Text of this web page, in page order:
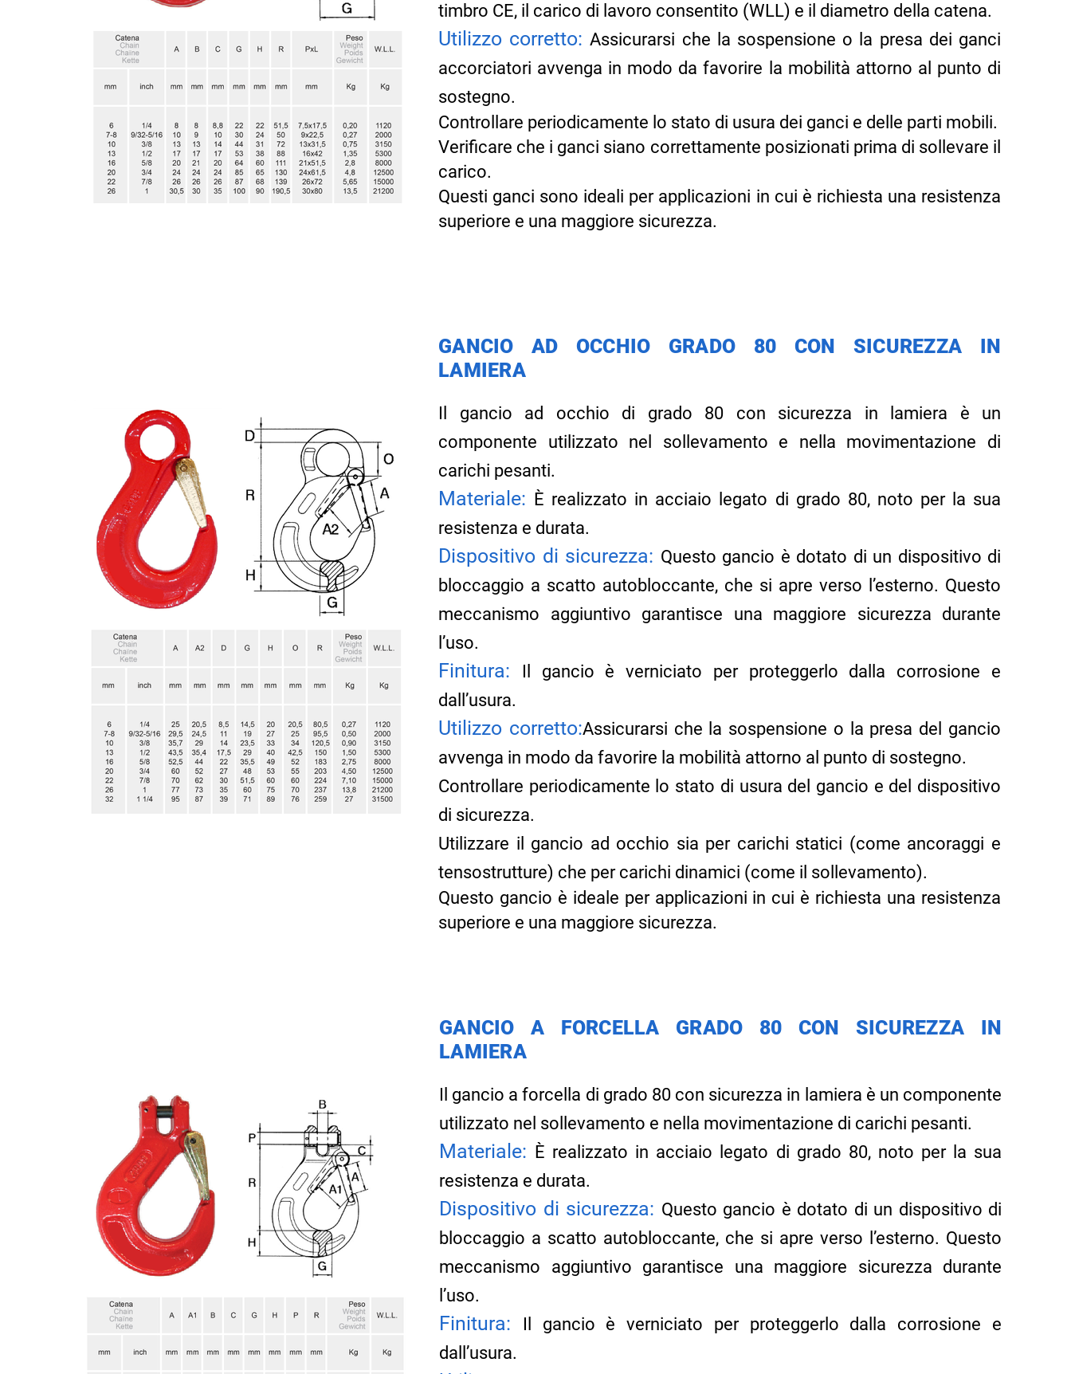
timbro CE, il carico di lavoro consentito (WLL) e il diametro della catena.
Utilizzo corretto: Assicurarsi che la sospensione o la presa dei ganci
accorciatori avvenga in modo da favorire la mobilità attorno al punto di
sostegno.
Controllare periodicamente lo stato di usura dei ganci e delle parti mobili.
Verificare che i ganci siano correttamente posizionati prima di sollevare il
carico.
Questi ganci sono ideali per applicazioni in cui è richiesta una resistenza
superiore e una maggiore sicurezza.
GANCIO AD OCCHIO GRADO 80 CON SICUREZZA IN
LAMIERA
Il gancio ad occhio di grado 80 con sicurezza in lamiera è un
componente utilizzato nel sollevamento e nella movimentazione di
carichi pesanti.
Materiale: È realizzato in acciaio legato di grado 80, noto per la sua
resistenza e durata.
Dispositivo di sicurezza: Questo gancio è dotato di un dispositivo di
bloccaggio a scatto autobloccante, che si apre verso l’esterno. Questo
meccanismo aggiuntivo garantisce una maggiore sicurezza durante
l’uso.
Finitura:
Il gancio è verniciato per proteggerlo dalla corrosione e
dall’usura.
Utilizzo corretto:Assicurarsi che la sospensione o la presa del gancio
avvenga in modo da favorire la mobilità attorno al punto di sostegno.
Controllare periodicamente lo stato di usura del gancio e del dispositivo
di sicurezza.
Utilizzare il gancio ad occhio sia per carichi statici (come ancoraggi e
tensostrutture) che per carichi dinamici (come il sollevamento).
Questo gancio è ideale per applicazioni in cui è richiesta una resistenza
superiore e una maggiore sicurezza.
GANCIO A FORCELLA GRADO 80 CON SICUREZZA IN
LAMIERA
Il gancio a forcella di grado 80 con sicurezza in lamiera è un componente
utilizzato nel sollevamento e nella movimentazione di carichi pesanti.
Materiale: È realizzato in acciaio legato di grado 80, noto per la sua
resistenza e durata.
Dispositivo di sicurezza: Questo gancio è dotato di un dispositivo di
bloccaggio a scatto autobloccante, che si apre verso l’esterno. Questo
meccanismo aggiuntivo garantisce una maggiore sicurezza durante
l’uso.
Finitura:
Il gancio è verniciato per proteggerlo dalla corrosione e
dall’usura.